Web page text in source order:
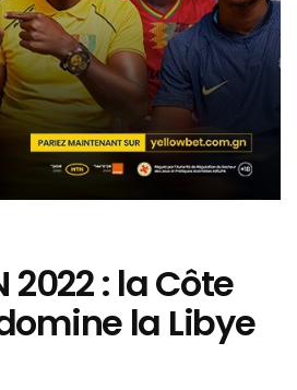
2022 : la Côte
la Libye